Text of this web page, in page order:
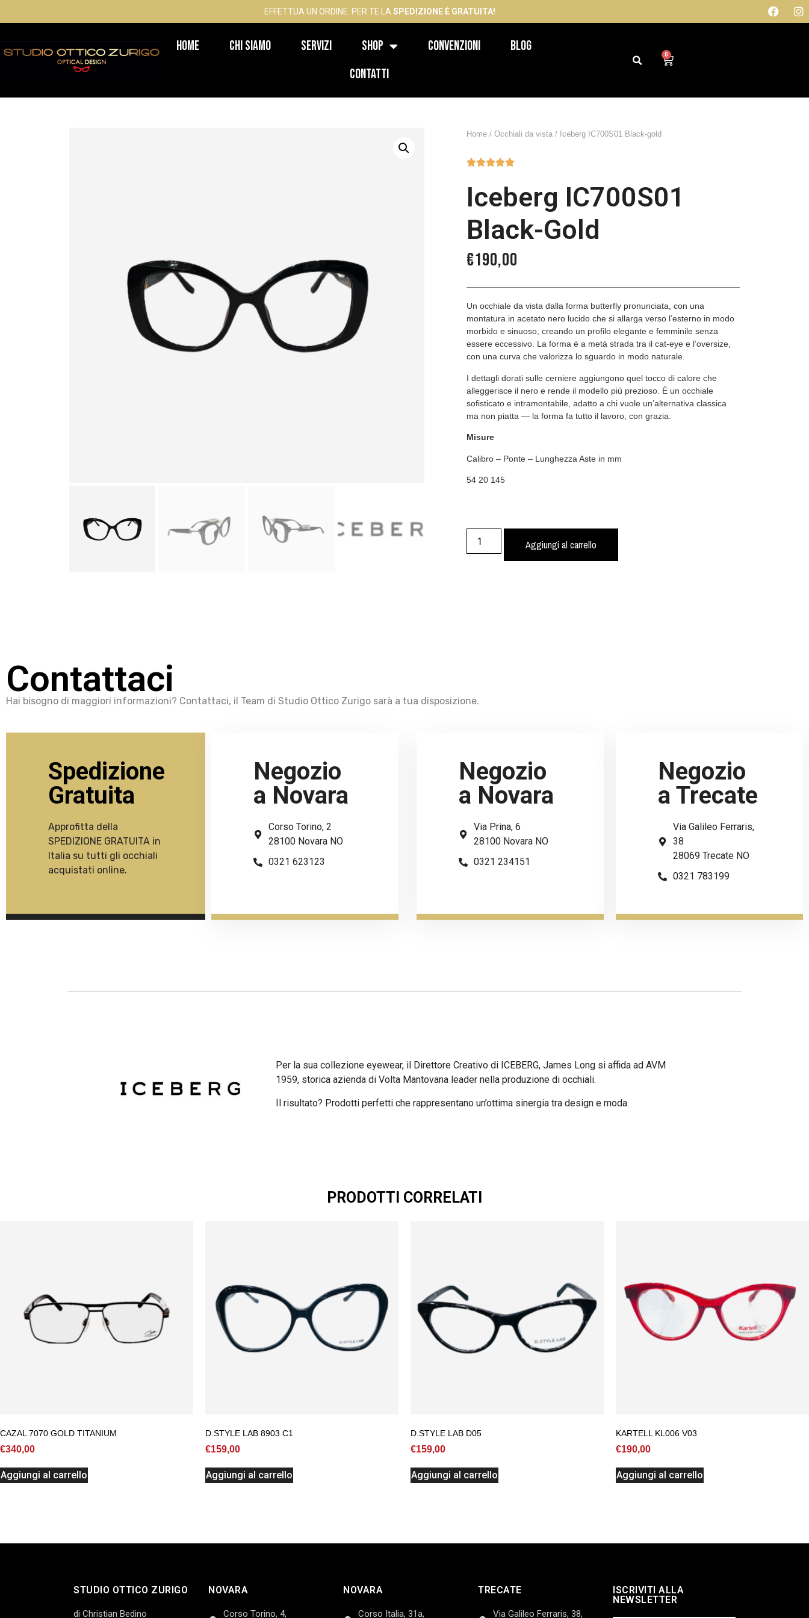
EFFETTUA UN ORDINE: PER TE LASPEDIZIONE È GRATUITA!
Home Chi Siamo Servizi Shop Convenzioni
Blog
Contatti
0
Home/ Occhiali da vista/ Iceberg IC700S01 Black-gold

Iceberg IC700S01
Black-Gold
€190,00
Un occhiale da vista dalla forma butterfly pronunciata, con una
montatura in acetato nero lucido che si allarga verso l’esterno in modo
morbido e sinuoso, creando un profilo elegante e femminile senza
essere eccessivo. La forma è a metà strada tra il cat-eye e l’oversize,
con una curva che valorizza lo sguardo in modo naturale.
I dettagli dorati sulle cerniere aggiungono quel tocco di calore che
alleggerisce il nero e rende il modello più prezioso. È un occhiale
sofisticato e intramontabile, adatto a chi vuole un’alternativa classica
ma non piatta — la forma fa tutto il lavoro, con grazia.
Misure
Calibro – Ponte – Lunghezza Aste in mm
54 20 145
Aggiungi al carrello
Contattaci
Hai bisogno di maggiori informazioni? Contattaci, il Team di Studio Ottico Zurigo sarà a tua disposizione.
Spedizione
Gratuita
Approfitta della
SPEDIZIONE GRATUITA in
Italia su tutti gli occhiali
acquistati online.
Negozio
a Novara
Corso Torino, 2
28100 Novara NO
0321 623123
Negozio
a Novara
Via Prina, 6
28100 Novara NO
0321 234151
Negozio
a Trecate
Via Galileo Ferraris,
38
28069 Trecate NO
0321 783199
Per la sua collezione eyewear, il Direttore Creativo di ICEBERG, James Long si affida ad AVM
1959, storica azienda di Volta Mantovana leader nella produzione di occhiali.
Il risultato? Prodotti perfetti che rappresentano un’ottima sinergia tra design e moda.
PRODOTTI CORRELATI
CAZAL 7070 GOLD TITANIUM
€340,00
Aggiungi al carrello
D.STYLE LAB 8903 C1
€159,00
Aggiungi al carrello
D.STYLE LAB D05
€159,00
Aggiungi al carrello
KARTELL KL006 V03
€190,00
Aggiungi al carrello
STUDIO OTTICO ZURIGO
di Christian Bedino
NOVARA
Corso Torino, 4,
NOVARA
Corso Italia, 31a,
TRECATE
Via Galileo Ferraris, 38,
ISCRIVITI ALLA
NEWSLETTER